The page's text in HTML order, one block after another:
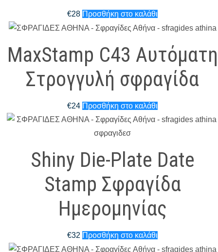
€28 Προσθήκη στο καλάθι
MaxStamp C43 Αυτόματη
Στρογγυλή σφραγίδα
€24 Προσθήκη στο καλάθι
Shiny Die-Plate Date
Stamp Σφραγίδα
Ημερομηνίας
€32 Προσθήκη στο καλάθι